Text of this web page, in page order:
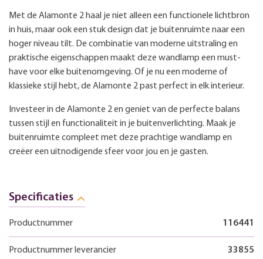
Met de Alamonte 2 haal je niet alleen een functionele lichtbron
in huis, maar ook een stuk design dat je buitenruimte naar een
hoger niveau tilt. De combinatie van moderne uitstraling en
praktische eigenschappen maakt deze wandlamp een must-
have voor elke buitenomgeving. Of je nu een moderne of
klassieke stijl hebt, de Alamonte 2 past perfect in elk interieur.
Investeer in de Alamonte 2 en geniet van de perfecte balans
tussen stijl en functionaliteit in je buitenverlichting. Maak je
buitenruimte compleet met deze prachtige wandlamp en
creëer een uitnodigende sfeer voor jou en je gasten.
Specificaties
Productnummer 116441
Productnummer leverancier 33855